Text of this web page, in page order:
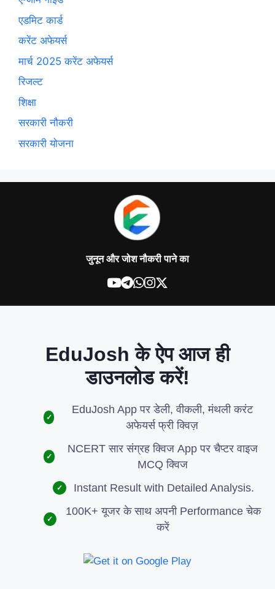
एडमिट कार्ड
करेंट अफेयर्स
मार्च 2025 करेंट अफेयर्स
रिजल्ट
शिक्षा
सरकारी नौकरी
सरकारी योजना
जुनून और जोश नौकरी पाने का
EduJosh के ऐप आज ही
डाउनलोड करें!
✓
EduJosh App पर डेली, वीकली, मंथली करंट
अफेयर्स फ्री क्विज़
✓
NCERT सार संग्रह क्विज App पर चैप्टर वाइज
MCQ क्विज
✓ Instant Result with Detailed Analysis.
✓
100K+ यूजर के साथ अपनी Performance चेक
करें